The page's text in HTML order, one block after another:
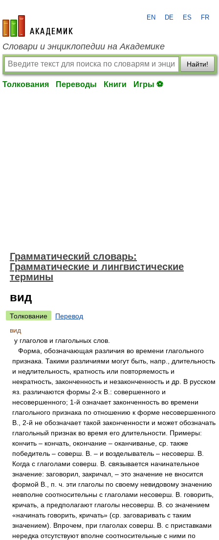
academic.ru
EN DE ES FR
Словари и энциклопедии на Академике
Найти!
Толкования Переводы Книги Игры ⚽
Грамматический словарь:
Грамматические и лингвистические
термины
вид
Толкование
Перевод
вид
у глаголов и глагольных слов.
Форма, обозначающая различия во времени глагольного
признака. Такими различиями могут быть, напр., длительность
и недлительность, кратность или повторяемость и
некратность, законченность и незаконченность и др. В русском
яз. различаются формы 2-х В.: совершенного и
несовершенного; 1-й означает законченность во времени
глагольного признака по отношению к форме несовершенного
В., 2-й не обозначает такой законченности и может обозначать
глагольный признак во время его длительности. Примеры:
кончить – кончать, окончание – оканчиванье, ср. также
победитель – соверш. В. – и возделыватель – несоверш. В.
Когда с глаголами соверш. В. связывается начинательное
значение: заговорил, закричал, – это значение не вносится
формой В., п. ч. эти глаголы по своему невидовому значению
невполне соотносительны с глаголами несоверш. В. говорить,
кричать, а предполагают глаголы несоверш. В. со значением
«начинать говорить, кричать» (ср. заговаривать с таким
значением). Впрочем, при глаголах соверш. В. с приставками
нередка отсутствуют вполне соотносительные с ними по